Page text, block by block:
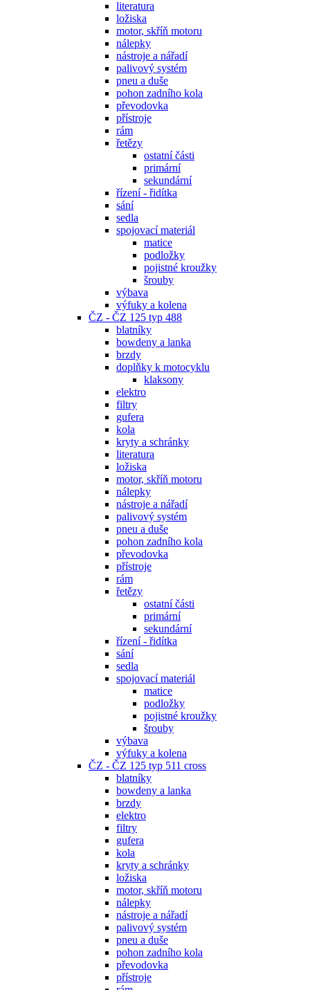
literatura
ložiska
motor, skříň motoru
nálepky
nástroje a nářadí
palivový systém
pneu a duše
pohon zadního kola
převodovka
přístroje
rám
řetězy
ostatní části
primární
sekundární
řízení - řidítka
sání
sedla
spojovací materiál
matice
podložky
pojistné kroužky
šrouby
výbava
výfuky a kolena
ČZ - ČZ 125 typ 488
blatníky
bowdeny a lanka
brzdy
doplňky k motocyklu
klaksony
elektro
filtry
gufera
kola
kryty a schránky
literatura
ložiska
motor, skříň motoru
nálepky
nástroje a nářadí
palivový systém
pneu a duše
pohon zadního kola
převodovka
přístroje
rám
řetězy
ostatní části
primární
sekundární
řízení - řidítka
sání
sedla
spojovací materiál
matice
podložky
pojistné kroužky
šrouby
výbava
výfuky a kolena
ČZ - ČZ 125 typ 511 cross
blatníky
bowdeny a lanka
brzdy
elektro
filtry
gufera
kola
kryty a schránky
ložiska
motor, skříň motoru
nálepky
nástroje a nářadí
palivový systém
pneu a duše
pohon zadního kola
převodovka
přístroje